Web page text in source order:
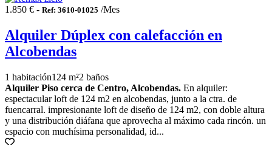
1.850 € - Ref: 3610-01025 /Mes
Alquiler Dúplex con calefacción en
Alcobendas
1 habitación124 m²2 baños
Alquiler Piso cerca de Centro, Alcobendas. En alquiler:
espectacular loft de 124 m2 en alcobendas, junto a la ctra. de
fuencarral. impresionante loft de diseño de 124 m2, con doble altura
y una distribución diáfana que aprovecha al máximo cada rincón. un
espacio con muchísima personalidad, id...